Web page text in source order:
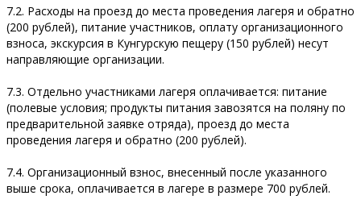
7.2. Расходы на проезд до места проведения лагеря и обратно
(200 рублей), питание участников, оплату организационного
взноса, экскурсия в Кунгурскую пещеру (150 рублей) несут
направляющие организации.
7.3. Отдельно участниками лагеря оплачивается: питание
(полевые условия; продукты питания завозятся на поляну по
предварительной заявке отряда), проезд до места
проведения лагеря и обратно (200 рублей).
7.4. Организационный взнос, внесенный после указанного
выше срока, оплачивается в лагере в размере 700 рублей.